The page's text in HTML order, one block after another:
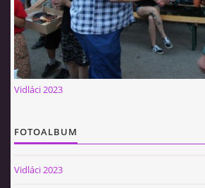
CENÍK
Vidláci 2023
FOTOALBUM
Vidláci 2023